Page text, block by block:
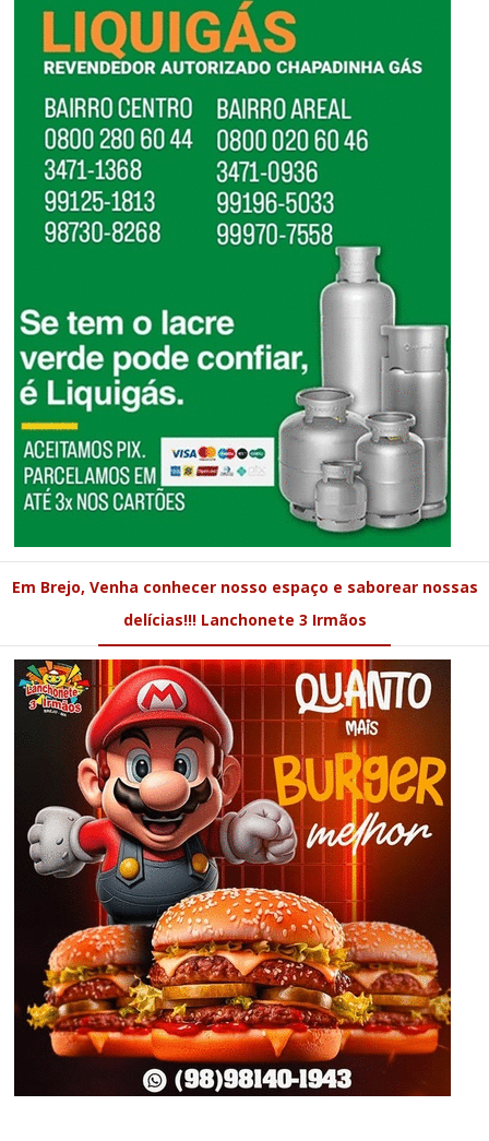
Em Brejo, Venha conhecer nosso espaço e saborear nossas
delícias!!! Lanchonete 3 Irmãos